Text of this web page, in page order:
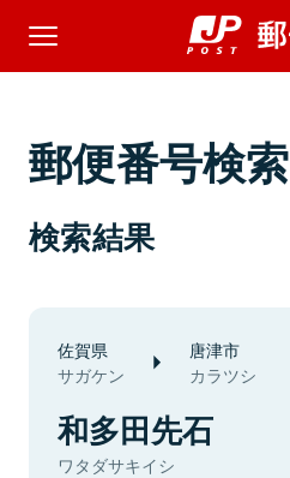
郵便番号検索
検索結果
佐賀県
サガケン
唐津市
カラツシ
和多田先石
ワタダサキイシ